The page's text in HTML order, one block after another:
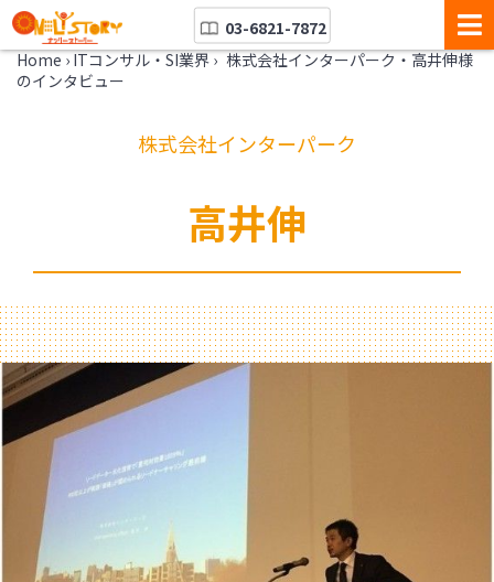
03-6821-7872
Home › ITコンサル・SI業界 › 株式会社インターパーク・高井伸様
のインタビュー
株式会社インターパーク
高井伸